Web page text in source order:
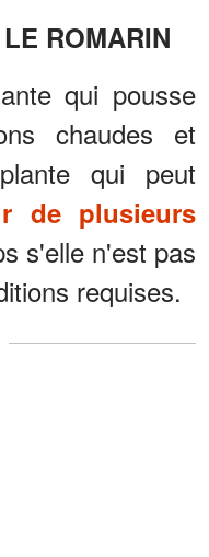
ROMARIN
qui pousse
chaudes et
qui peut
de plusieurs
s'elle n'est pas
requises.